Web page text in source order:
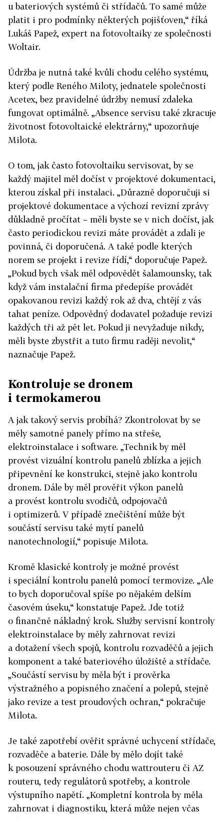
u bateriových systémů či střídačů. To samé může
platit i pro podmínky některých pojišťoven,“ říká
Lukáš Papež, expert na fotovoltaiky ze společnosti
Woltair.
Údržba je nutná také kvůli chodu celého systému,
který podle Reného Miloty, jednatele společnosti
Acetex, bez pravidelné údržby nemusí zdaleka
fungovat optimálně. „Absence servisu také zkracuje
životnost fotovoltaické elektrárny,“ upozorňuje
Milota.
O tom, jak často fotovoltaiku servisovat, by se
každý majitel měl dočíst v projektové dokumentaci,
kterou získal při instalaci. „Důrazně doporučuji si
projektové dokumentace a výchozí revizní zprávy
důkladně pročítat – měli byste se v nich dočíst, jak
často periodickou revizi máte provádět a zdali je
povinná, či doporučená. A také podle kterých
norem se projekt i revize řídí,“ doporučuje Papež.
„Pokud bych však měl odpovědět šalamounsky, tak
když vám instalační firma předepíše provádět
opakovanou revizi každý rok až dva, chtějí z vás
tahat peníze. Odpovědný dodavatel požaduje revizi
každých tři až pět let. Pokud ji nevyžaduje nikdy,
měli byste zbystřit a tuto firmu raději nevolit,“
naznačuje Papež.
Kontroluje se dronem
i termokamerou
A jak takový servis probíhá? Zkontrolovat by se
měly samotné panely přímo na střeše,
elektroinstalace i software. „Technik by měl
provést vizuální kontrolu panelů zblízka a jejich
připevnění ke konstrukci, stejně jako kontrolu
dronem. Dále by měl prověřit výkon panelů
a provést kontrolu svodičů, odpojovačů
i optimizerů. V případě znečištění může být
součástí servisu také mytí panelů
nanotechnologií,“ popisuje Milota.
Kromě klasické kontroly je možné provést
i speciální kontrolu panelů pomocí termovize. „Ale
to bych doporučoval spíše po nějakém delším
časovém úseku,“ konstatuje Papež. Jde totiž
o finančně nákladný krok. Služby servisní kontroly
elektroinstalace by měly zahrnovat revizi
a dotažení všech spojů, kontrolu rozvaděčů a jejich
komponent a také bateriového úložiště a střídače.
„Součástí servisu by měla být i prověrka
výstražného a popisného značení a polepů, stejně
jako revize a test proudových ochran,“ pokračuje
Milota.
Je také zapotřebí ověřit správné uchycení střídače,
rozvaděče a baterie. Dále by mělo dojít také
k posouzení správného chodu wattrouteru či AZ
routeru, tedy regulátorů spotřeby, a kontrole
výstupního napětí. „Kompletní kontrola by měla
zahrnovat i diagnostiku, která může nejen včas